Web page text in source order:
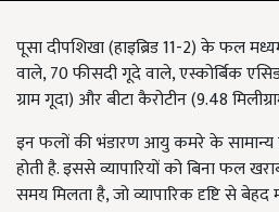
पूसा दीपशिखा (हाइब्रिड 11-2) के फल
वाले, 70 फीसदी गूदे वाले, एस्कोर्बिक एसिड
ग्राम गूदा) और बीटा कैरोटीन (9.48
इन फलों की भंडारण आयु कमरे के सामान्य
होती है. इससे व्यापारियों को बिना फल
समय मिलता है, जो व्यापारिक दृष्टि से बेहद